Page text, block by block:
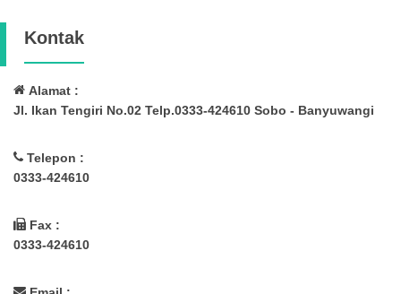
Kontak
Alamat :
Jl. Ikan Tengiri No.02 Telp.0333-424610 Sobo - Banyuwangi
Telepon :
0333-424610
Fax :
0333-424610